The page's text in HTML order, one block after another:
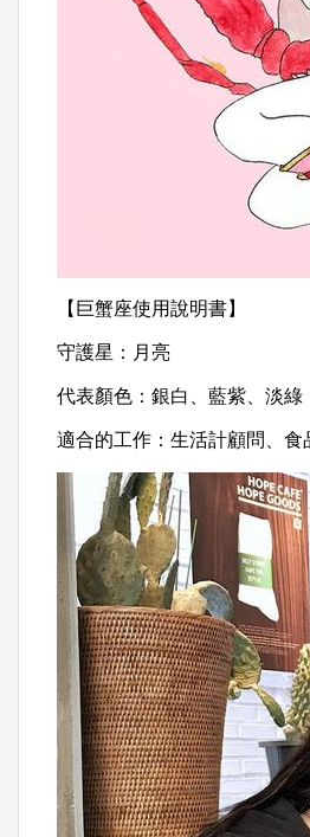
【巨蟹座使用說明書】
守護星： 月亮
代表顏色： 銀白、 藍紫、淡綠
適合的工作： 生活計顧問、食